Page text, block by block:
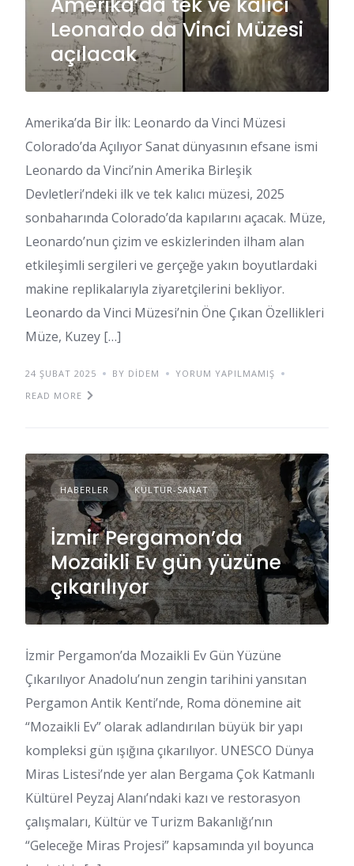
Leonardo da Vinci Müzesi
açılacak
Amerika’da Bir İlk: Leonardo da Vinci Müzesi
Colorado’da Açılıyor Sanat dünyasının efsane ismi
Leonardo da Vinci’nin Amerika Birleşik
Devletleri’ndeki ilk ve tek kalıcı müzesi, 2025
sonbaharında Colorado’da kapılarını açacak. Müze,
Leonardo’nun çizim ve eskizlerinden ilham alan
etkileşimli sergileri ve gerçeğe yakın boyutlardaki
makine replikalarıyla ziyaretçilerini bekliyor.
Leonardo da Vinci Müzesi’nin Öne Çıkan Özellikleri
Müze, Kuzey […]
24 ŞUBAT 2025 BY DIDEM
YORUM YAPILMAMIŞ
READ MORE
HABERLER KÜLTÜR-SANAT
İzmir Pergamon’da
Mozaikli Ev gün yüzüne
çıkarılıyor
İzmir Pergamon’da Mozaikli Ev Gün Yüzüne
Çıkarılıyor Anadolu’nun zengin tarihini yansıtan
Pergamon Antik Kenti’nde, Roma dönemine ait
“Mozaikli Ev” olarak adlandırılan büyük bir yapı
kompleksi gün ışığına çıkarılıyor. UNESCO Dünya
Miras Listesi’nde yer alan Bergama Çok Katmanlı
Kültürel Peyzaj Alanı’ndaki kazı ve restorasyon
çalışmaları, Kültür ve Turizm Bakanlığı’nın
“Geleceğe Miras Projesi” kapsamında yıl boyunca